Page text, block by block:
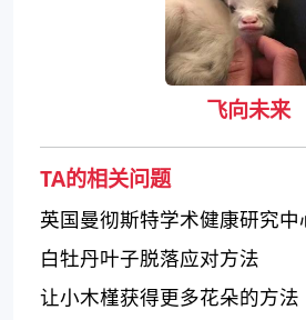
飞向未来
TA的相关问题
英国曼彻斯特学术健康研究
内容
白牡丹叶子脱落应对方法
让小木槿获得更多花朵的方法